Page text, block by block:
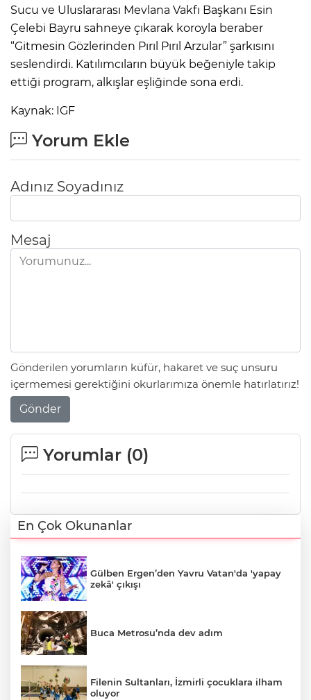
Sucu ve Uluslararası Mevlana Vakfı Başkanı Esin
Çelebi Bayru sahneye çıkarak koroyla beraber
“Gitmesin Gözlerinden Pırıl Pırıl Arzular” şarkısını
seslendirdi. Katılımcıların büyük beğeniyle takip
ettiği program, alkışlar eşliğinde sona erdi.
Kaynak: IGF
Yorum Ekle
Adınız Soyadınız
Mesaj
Gönderilen yorumların küfür, hakaret ve suç unsuru
içermemesi gerektiğini okurlarımıza önemle hatırlatırız!
Gönder
Yorumlar (0)
En Çok Okunanlar
Gülben Ergen’den Yavru Vatan'da 'yapay
zekâ' çıkışı
Buca Metrosu’nda dev adım
Filenin Sultanları, İzmirli çocuklara ilham
oluyor